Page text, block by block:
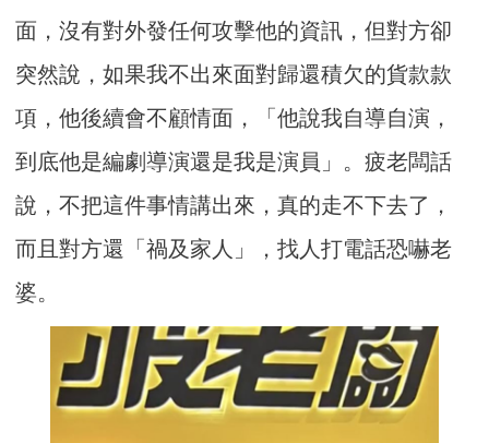
面，沒有對外發任何攻擊他的資訊，但對方卻
突然說，如果我不出來面對歸還積欠的貨款款
項，他後續會不顧情面，「他說我自導自演，
到底他是編劇導演還是我是演員」。疲老闆話
說，不把這件事情講出來，真的走不下去了，
而且對方還「禍及家人」，找人打電話恐嚇老
婆。